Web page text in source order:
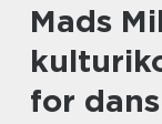
Mads
for